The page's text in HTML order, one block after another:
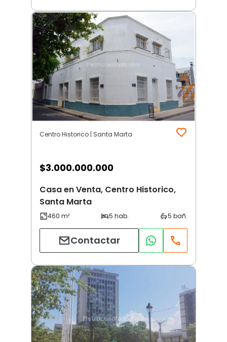
Centro Historico | Santa Marta
$3.000.000.000
Casa en Venta, Centro Historico,
Santa Marta
Contactar